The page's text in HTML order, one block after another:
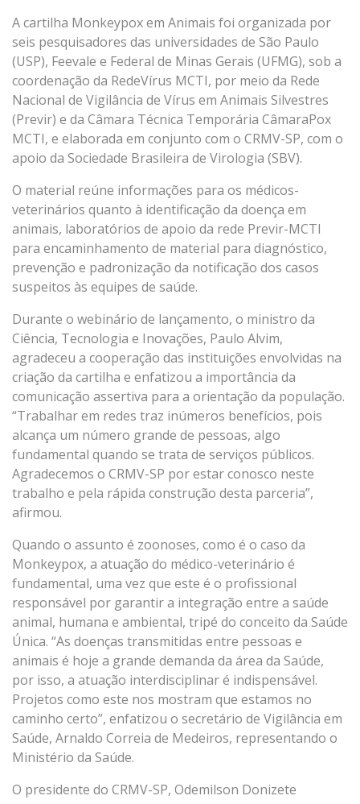
A cartilha Monkeypox em Animais foi organizada por
seis pesquisadores das universidades de São Paulo
(USP), Feevale e Federal de Minas Gerais (UFMG), sob a
coordenação da RedeVírus MCTI, por meio da Rede
Nacional de Vigilância de Vírus em Animais Silvestres
(Previr) e da Câmara Técnica Temporária CâmaraPox
MCTI, e elaborada em conjunto com o CRMV-SP, com o
apoio da Sociedade Brasileira de Virologia (SBV).
O material reúne informações para os médicos-
veterinários quanto à identificação da doença em
animais, laboratórios de apoio da rede Previr-MCTI
para encaminhamento de material para diagnóstico,
prevenção e padronização da notificação dos casos
suspeitos às equipes de saúde.
Durante o webinário de lançamento, o ministro da
Ciência, Tecnologia e Inovações, Paulo Alvim,
agradeceu a cooperação das instituições envolvidas na
criação da cartilha e enfatizou a importância da
comunicação assertiva para a orientação da população.
“Trabalhar em redes traz inúmeros benefícios, pois
alcança um número grande de pessoas, algo
fundamental quando se trata de serviços públicos.
Agradecemos o CRMV-SP por estar conosco neste
trabalho e pela rápida construção desta parceria”,
afirmou.
Quando o assunto é zoonoses, como é o caso da
Monkeypox, a atuação do médico-veterinário é
fundamental, uma vez que este é o profissional
responsável por garantir a integração entre a saúde
animal, humana e ambiental, tripé do conceito da Saúde
Única. “As doenças transmitidas entre pessoas e
animais é hoje a grande demanda da área da Saúde,
por isso, a atuação interdisciplinar é indispensável.
Projetos como este nos mostram que estamos no
caminho certo”, enfatizou o secretário de Vigilância em
Saúde, Arnaldo Correia de Medeiros, representando o
Ministério da Saúde.
O presidente do CRMV-SP, Odemilson Donizete